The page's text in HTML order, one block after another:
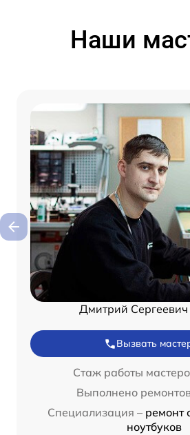
Наши
Дмитрий Сергеевич
Вызвать
Стаж работы
Выполнено
Специализация – ремонт
ноутбуков